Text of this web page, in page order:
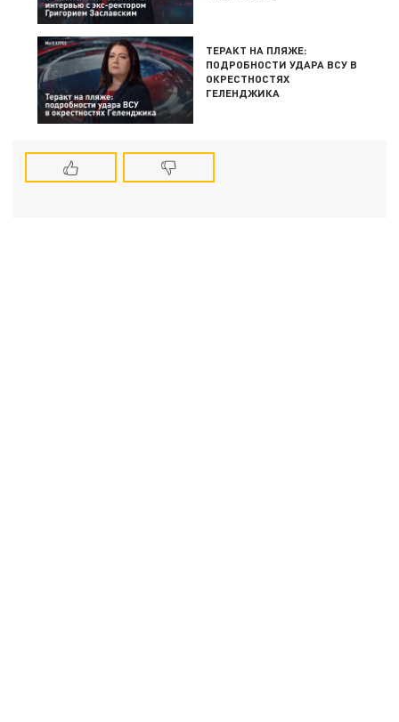
ТЕРАКТ НА ПЛЯЖЕ:
ПОДРОБНОСТИ УДАРА ВСУ В
ОКРЕСТНОСТЯХ
ГЕЛЕНДЖИКА